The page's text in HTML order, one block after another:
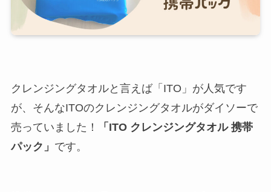
クレンジングタオルと言えば「ITO」が人気です
が、そんなITOのクレンジングタオルがダイソーで
売っていました！
「ITO クレンジングタオル 携帯
パック」 です。